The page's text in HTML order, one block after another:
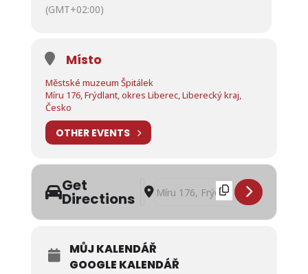
(GMT+02:00)
Místo
Městské muzeum Špitálek
Míru 176, Frýdlant, okres Liberec, Liberecký kraj,
Česko
OTHER EVENTS
Get
Directions
Address - Výstava NAMOUDUŠI
Destination Address - Výstava
MŮJ KALENDÁŘ
GOOGLE KALENDÁŘ